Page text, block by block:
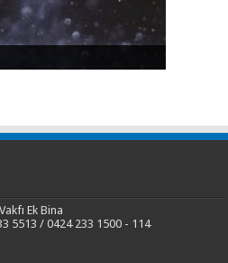
Ek Bina
5513 / 0424 233 1500 - 114